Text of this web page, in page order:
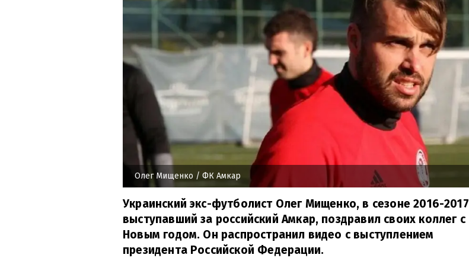
Олег Мищенко / ФК Амкар
Украинский экс-футболист Олег Мищенко, в сезоне 2016-2017
выступавший за российский Амкар, поздравил своих коллег с
Новым годом. Он распространил видео с выступлением
президента Российской Федерации.